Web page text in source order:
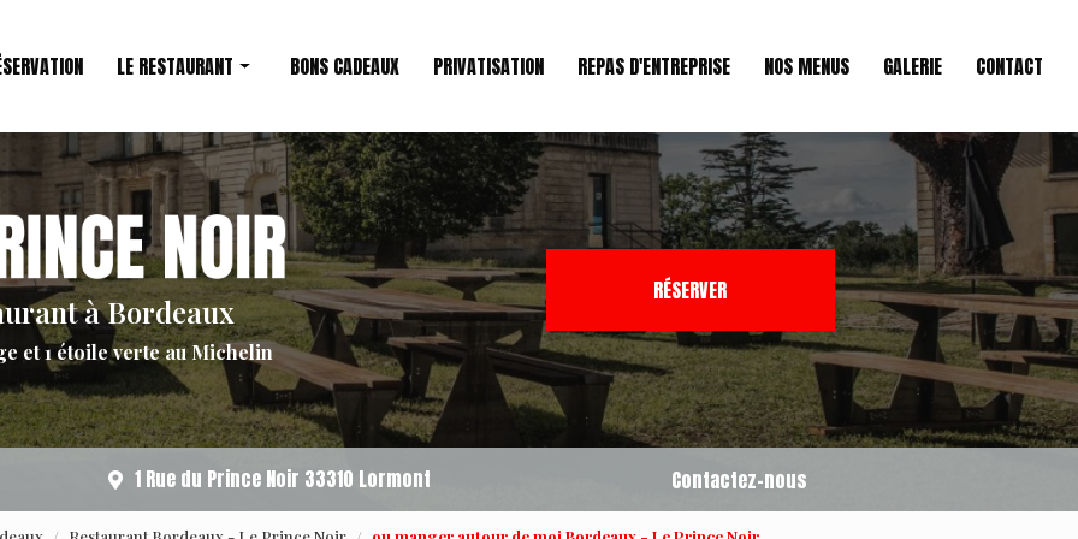
LE RESTAURANT
Restaurant étoilé
Le Chef
BONS CADEAUX PRIVATISATION REPAS D'ENTREPRISE NOS MENUS GALERIE CONTACT
à Bordeaux
et 1 étoile verte au Michelin
RÉSERVER
1 Rue du Prince Noir 33310 Lormont Contactez-nous